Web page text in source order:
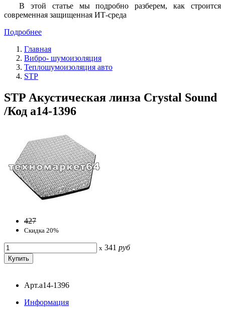
В этой статье мы подробно разберем, как строится
современная защищенная ИТ-среда
Подробнее
Главная
Вибро- шумоизоляция
Теплошумоизоляция авто
STP
STP Акустическая линза Crystal Sound
/Код a14-1396
427
Скидка 20%
x 341 руб
Арт.a14-1396
Информация